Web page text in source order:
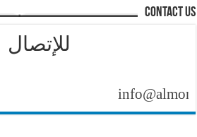
contact us
للإتصال